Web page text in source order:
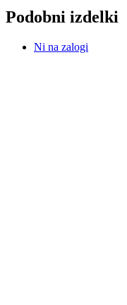
Podobni izdelki
Ni na zalogi